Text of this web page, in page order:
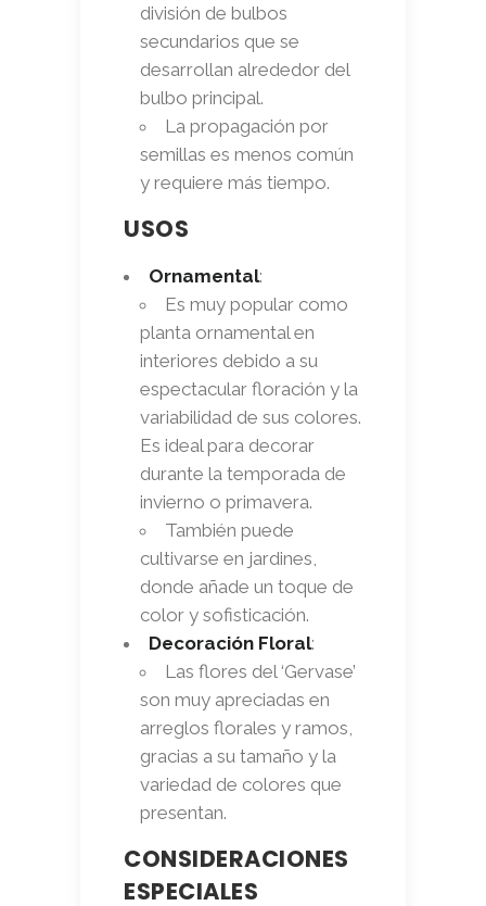
división de bulbos
secundarios que se
desarrollan alrededor del
bulbo principal.
La propagación por
semillas es menos común
y requiere más tiempo.
USOS
Ornamental:
Es muy popular como
planta ornamental en
interiores debido a su
espectacular floración y la
variabilidad de sus colores.
Es ideal para decorar
durante la temporada de
invierno o primavera.
También puede
cultivarse en jardines,
donde añade un toque de
color y sofisticación.
Decoración Floral:
Las flores del ‘Gervase’
son muy apreciadas en
arreglos florales y ramos,
gracias a su tamaño y la
variedad de colores que
presentan.
CONSIDERACIONES
ESPECIALES